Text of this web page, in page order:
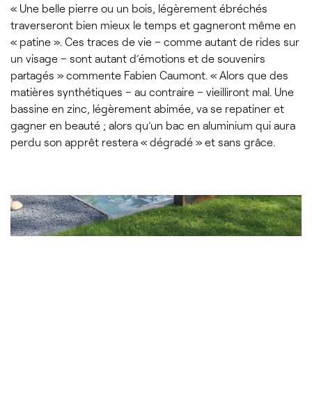
« Une belle pierre ou un bois, légèrement ébréchés
traverseront bien mieux le temps et gagneront même en
« patine ». Ces traces de vie – comme autant de rides sur
un visage – sont autant d’émotions et de souvenirs
partagés » commente Fabien Caumont. « Alors que des
matières synthétiques – au contraire – vieilliront mal. Une
bassine en zinc, légèrement abimée, va se repatiner et
gagner en beauté ; alors qu’un bac en aluminium qui aura
perdu son apprêt restera « dégradé » et sans grâce.